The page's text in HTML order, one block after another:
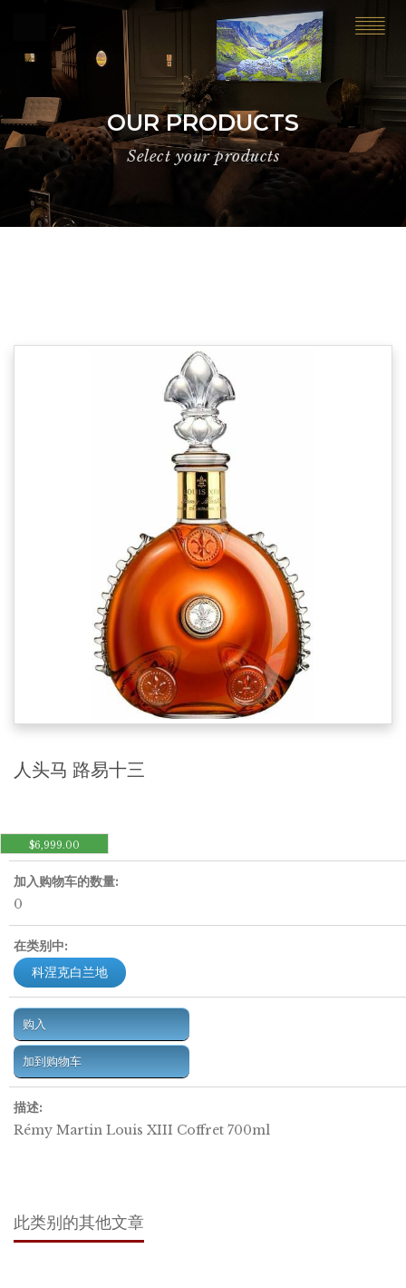
OUR PRODUCTS
Select your products
人头马 路易十三
价格:
$6,999.00
加入购物车的数量:
0
在类别中:
科涅克白兰地
购入
加到购物车
描述:
Rémy Martin Louis XIII Coffret 700ml
此类别的其他文章